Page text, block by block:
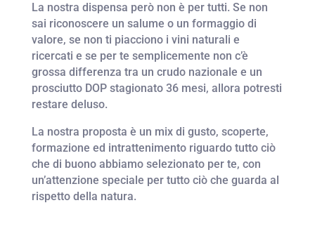
La nostra dispensa però non è per tutti. Se non
sai riconoscere un salume o un formaggio di
valore, se non ti piacciono i vini naturali e
ricercati e se per te semplicemente non c’è
grossa differenza tra un crudo nazionale e un
prosciutto DOP stagionato 36 mesi, allora potresti
restare deluso.
La nostra proposta è un mix di gusto, scoperte,
formazione ed intrattenimento riguardo tutto ciò
che di buono abbiamo selezionato per te, con
un’attenzione speciale per tutto ciò che guarda al
rispetto della natura.